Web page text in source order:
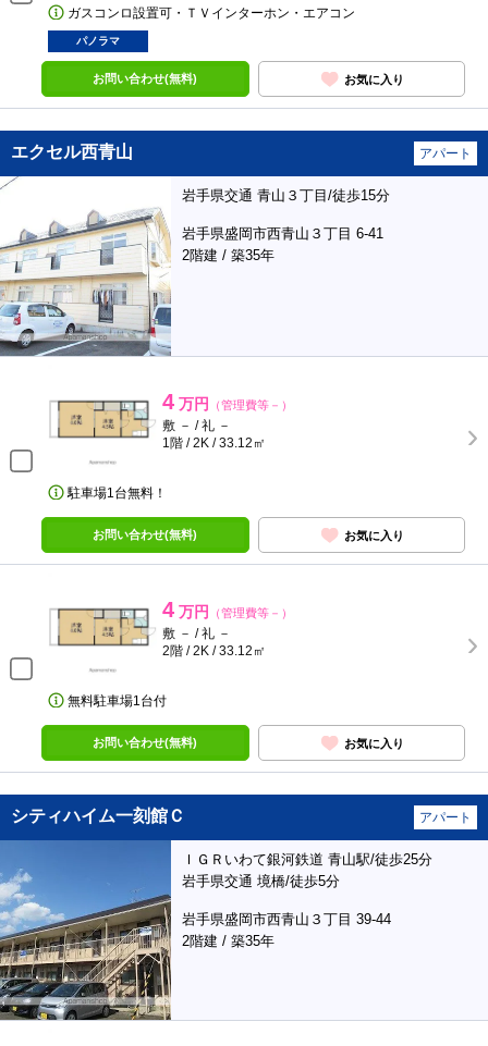
ガスコンロ設置可・ＴＶインターホン・エアコン
パノラマ
お問い合わせ(無料) お気に入り
エクセル西青山 アパート
岩手県交通 青山３丁目/徒歩15分
岩手県盛岡市西青山３丁目 6-41
2階建 / 築35年
4 万円 （管理費等－）
敷 － / 礼 －
1階 / 2K / 33.12㎡
駐車場1台無料！
お問い合わせ(無料) お気に入り
4 万円 （管理費等－）
敷 － / 礼 －
2階 / 2K / 33.12㎡
無料駐車場1台付
お問い合わせ(無料) お気に入り
シティハイム一刻館Ｃ アパート
ＩＧＲいわて銀河鉄道 青山駅/徒歩25分
岩手県交通 境橋/徒歩5分
岩手県盛岡市西青山３丁目 39-44
2階建 / 築35年